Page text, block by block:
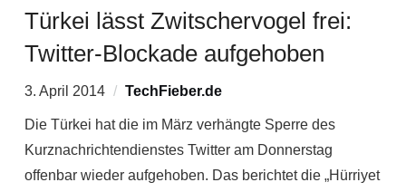
Türkei lässt Zwitschervogel frei:
Twitter-Blockade aufgehoben
3. April 2014 TechFieber.de
Die Türkei hat die im März verhängte Sperre des
Kurznachrichtendienstes Twitter am Donnerstag
offenbar wieder aufgehoben. Das berichtet die „Hürriyet